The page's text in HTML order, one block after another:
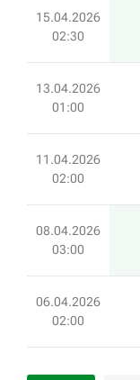
15.04.2026
02:30
13.04.2026
01:00
11.04.2026
02:00
08.04.2026
03:00
06.04.2026
02:00